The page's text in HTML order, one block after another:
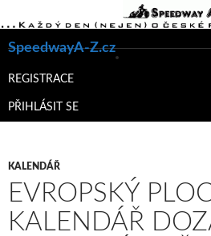
SpeedwayA-Z.cz
K
WEBU
REGISTRACE
PŘIHLÁSIT SE
KALENDÁŘ
EVROPSKÝ
KALENDÁŘ